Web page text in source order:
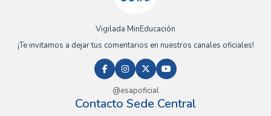
Vigilada MinEducación
¡Te invitamos a dejar tus comentarios en nuestros canales oficiales!
@esapoficial
Contacto Sede Central